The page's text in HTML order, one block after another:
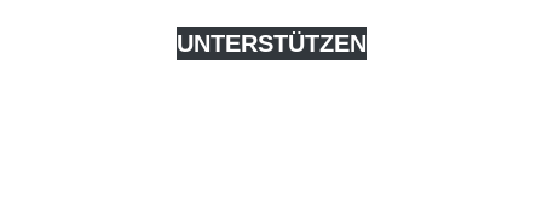
UNTERSTÜTZEN